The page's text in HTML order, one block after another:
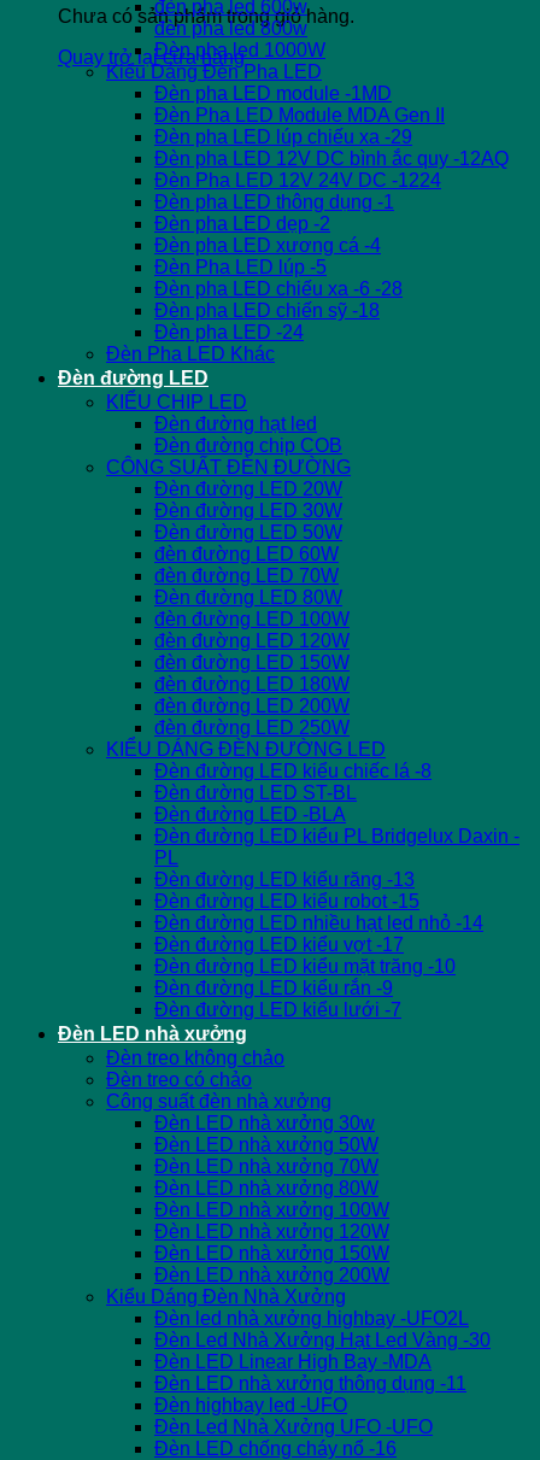
Chưa có sản phẩm trong giỏ hàng.
Quay trở lại cửa hàng
đèn pha led 600w
đèn pha led 800w
Đèn pha led 1000W
Kiểu Dáng Đèn Pha LED
Đèn pha LED module -1MD
Đèn Pha LED Module MDA Gen II
Đèn pha LED lúp chiếu xa -29
Đèn pha LED 12V DC bình ắc quy -12AQ
Đèn Pha LED 12V 24V DC -1224
Đèn pha LED thông dụng -1
Đèn pha LED dẹp -2
Đèn pha LED xương cá -4
Đèn Pha LED lúp -5
Đèn pha LED chiếu xa -6 -28
Đèn pha LED chiến sỹ -18
Đèn pha LED -24
Đèn Pha LED Khác
Đèn đường LED
KIỂU CHIP LED
Đèn đường hạt led
Đèn đường chip COB
CÔNG SUẤT ĐÈN ĐƯỜNG
Đèn đường LED 20W
Đèn đường LED 30W
Đèn đường LED 50W
đèn đường LED 60W
đèn đường LED 70W
Đèn đường LED 80W
đèn đường LED 100W
đèn đường LED 120W
đèn đường LED 150W
đèn đường LED 180W
đèn đường LED 200W
đèn đường LED 250W
KIỂU DÁNG ĐÈN ĐƯỜNG LED
Đèn đường LED kiểu chiếc lá -8
Đèn đường LED ST-BL
Đèn đường LED -BLA
Đèn đường LED kiểu PL Bridgelux Daxin -
PL
Đèn đường LED kiểu răng -13
Đèn đường LED kiểu robot -15
Đèn đường LED nhiều hạt led nhỏ -14
Đèn đường LED kiểu vợt -17
Đèn đường LED kiểu mặt trăng -10
Đèn đường LED kiểu rắn -9
Đèn đường LED kiểu lưới -7
Đèn LED nhà xưởng
Đèn treo không chảo
Đèn treo có chảo
Công suất đèn nhà xưởng
Đèn LED nhà xưởng 30w
Đèn LED nhà xưởng 50W
Đèn LED nhà xưởng 70W
Đèn LED nhà xưởng 80W
Đèn LED nhà xưởng 100W
Đèn LED nhà xưởng 120W
Đèn LED nhà xưởng 150W
Đèn LED nhà xưởng 200W
Kiểu Dáng Đèn Nhà Xưởng
Đèn led nhà xưởng highbay -UFO2L
Đèn Led Nhà Xưởng Hạt Led Vàng -30
Đèn LED Linear High Bay -MDA
Đèn LED nhà xưởng thông dụng -11
Đèn highbay led -UFO
Đèn Led Nhà Xưởng UFO -UFO
Đèn LED chống cháy nổ -16